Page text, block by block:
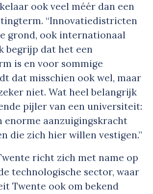
ook veel méér dan een
“Innovatiedistricten
grond, ook internationaal
begrijp dat het een
is en voor sommige
dat misschien ook wel, maar
niet. Wat heel belangrijk
pijler van een universiteit:
enorme aanzuigingskracht
die zich hier willen vestigen.”
richt zich met name op
technologische sector, waar
Twente ook om bekend